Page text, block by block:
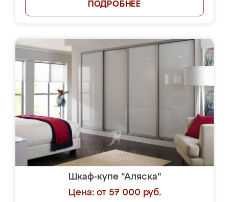
ПОДРОБНЕЕ
Шкаф-купе "Аляска"
Цена: от 57 000 руб.